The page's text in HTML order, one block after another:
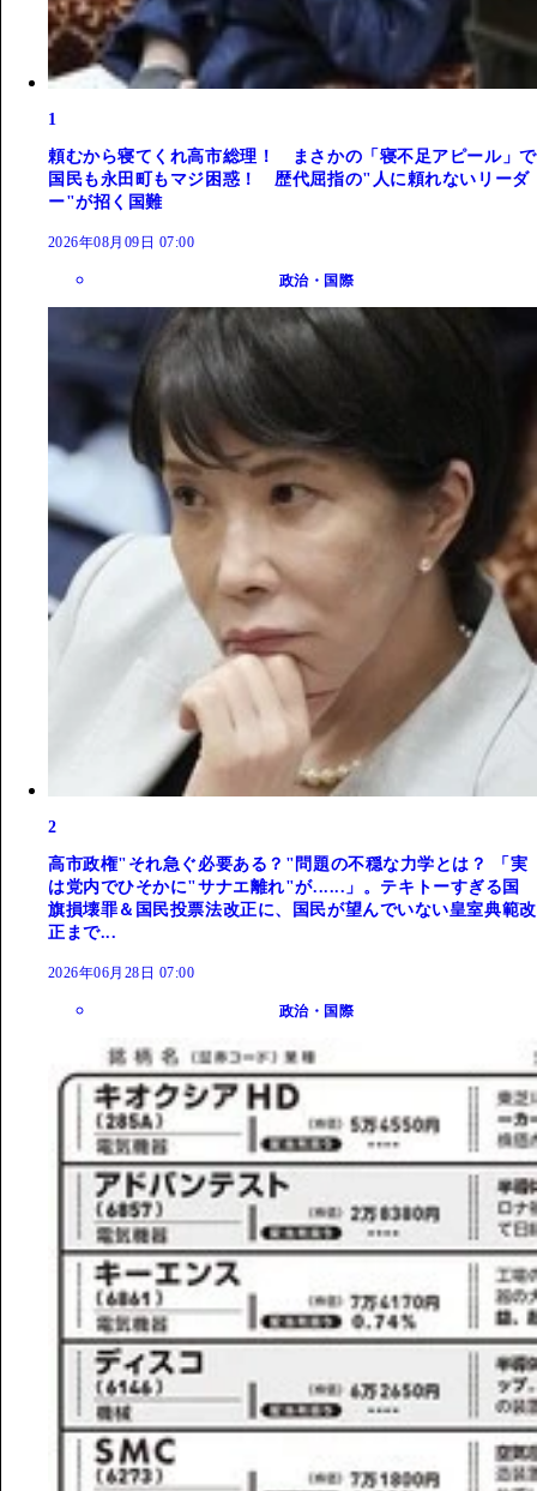
1
頼むから寝てくれ高市総理！ まさかの「寝不足アピール」で
国民も永田町もマジ困惑！ 歴代屈指の"人に頼れないリーダ
ー"が招く国難
2026年08月09日 07:00
政治・国際
2
高市政権"それ急ぐ必要ある？"問題の不穏な力学とは？ 「実
は党内でひそかに"サナエ離れ"が......」。テキトーすぎる国
旗損壊罪＆国民投票法改正に、国民が望んでいない皇室典範改
正まで...
2026年06月28日 07:00
政治・国際